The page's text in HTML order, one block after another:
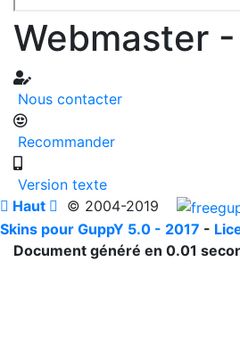
Webmaster
Nous contacter
Recommander
Version texte
 Haut  © 2004-2019
Skins pour GuppY 5.0 - 2017 -
Document généré en 0.01